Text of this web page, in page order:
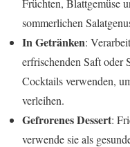
sommerlichen
In Getränken:
erfrischenden Saft oder
Cocktails verwenden,
verleihen.
Gefrorenes Dessert:
verwende sie als